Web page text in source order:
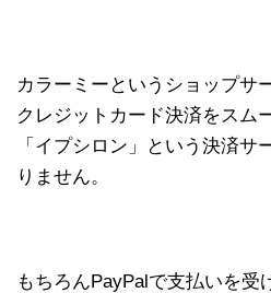
カラーミーというショップサ
クレジットカード決済をスム
「イプシロン」という決済サ
りません。
もちろんPayPalで支払いを受